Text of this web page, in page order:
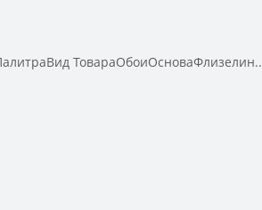
ТовараОбоиОсноваФлизелин..